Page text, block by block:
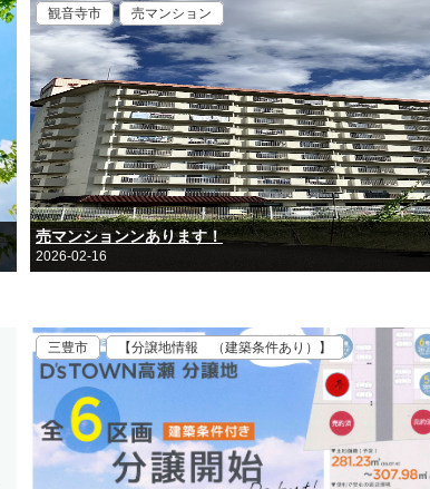
観音寺市 売マンション
売マンションンあります！
2026-02-16
三豊市 【分譲地情報 （建築条件あり）】